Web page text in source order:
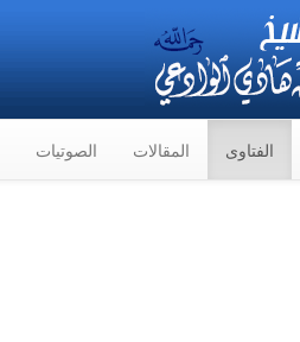
الفتاوى المقالات الصوتيات